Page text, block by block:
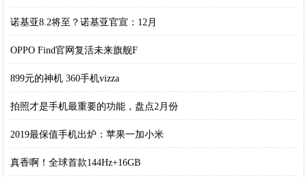
诺基亚8.2将至？诺基亚官宣：12月
OPPO Find官网复活未来旗舰F
899元的神机 360手机vizza
拍照才是手机最重要的功能，盘点2月份
2019最保值手机出炉：苹果一加小米
真香啊！全球首款144Hz+16GB